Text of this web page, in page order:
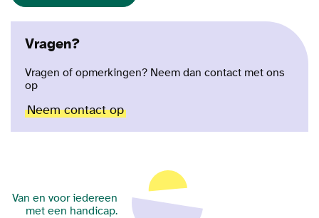
Vragen?
Vragen of opmerkingen? Neem dan contact met ons
op
Neem contact op
Van en voor iedereen
met een handicap.